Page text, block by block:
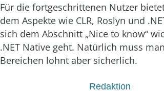
Für die fortgeschrittenen Nutzer
dem Aspekte wie CLR, Roslyn und
sich dem Abschnitt „Nice to know“
.NET Native geht. Natürlich muss
Bereichen lohnt aber sicherlich.
Redaktion